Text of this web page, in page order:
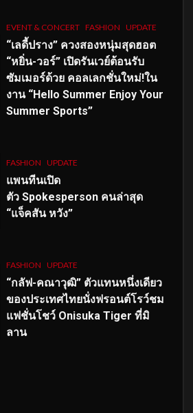
EVENT & CONCERT FASHION UPDATE
“เลดี้ปราง” ควงสองหนุ่มสุดฮอต
“หยิ่น-วอร์” เปิดรันเวย์ต้อนรับ
ซัมเมอร์ด้วย คอลเลกชั่นใหม่!ใน
งาน “Hello Summer Enjoy Your
Summer Sports”
FASHION UPDATE
แพนทีนเปิด
ตัว Spokesperson คนล่าสุด
“แจ็คสัน หวัง”
FASHION UPDATE
“กลัฟ-คณาวุฒิ” ตัวแทนหนึ่งเดียว
ของประเทศไทยนั่งฟรอนต์โรว์ชม
แฟชั่นโชว์ Onisuka Tiger ที่มิ
ลาน